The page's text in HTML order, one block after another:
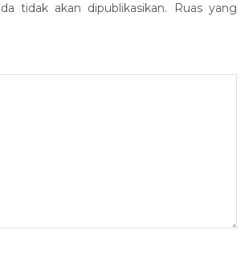
tidak akan dipublikasikan.
Ruas yang